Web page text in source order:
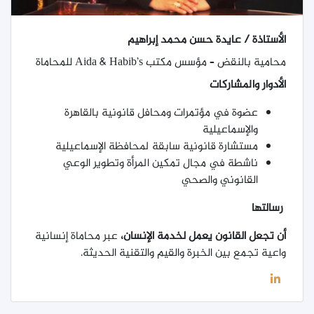
الأستاذة / عايدة حسن محمد إبراهيم
محامية بالنقض – مؤسس مكتب Aida & Habib’s للمحاماة
الأدوار والمشاركات
عضوة في مؤتمرات ومحافل قانونية بالقاهرة
والإسماعيلية
مستشارة قانونية سابقة لمحافظة الإسماعيلية
ناشطة في مجال تمكين المرأة وتطوير الوعي
القانوني والصحي
رسالتها
أن تجعل القانون يعمل لخدمة الإنسان، عبر محاماة إنسانية
واعية تجمع بين الخبرة والقيم والتقنية الحديثة.